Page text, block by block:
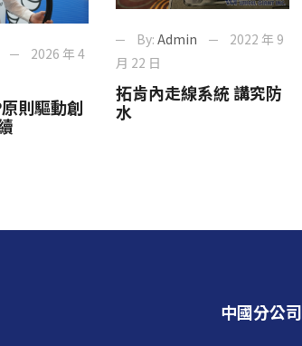
2026 年 4
則驅動創
By:Admin
2022 年 9
月 22 日
拓肯內走線系統 講究防
水
中國分公司